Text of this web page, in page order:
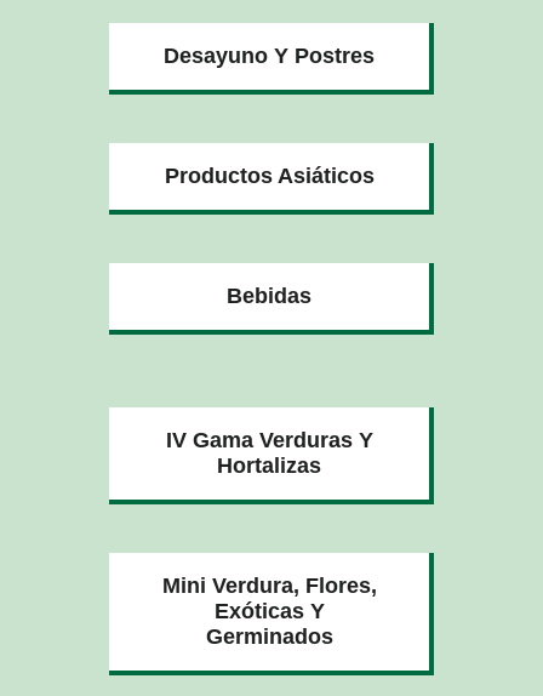
Desayuno Y Postres
Productos Asiáticos
Bebidas
IV Gama Verduras Y
Hortalizas
Mini Verdura, Flores,
Exóticas Y
Germinados